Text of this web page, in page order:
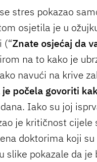
stres pokazao
osjetila je u
(“Znate osjećaj da
na to kako je
navući na krive
je počela govoriti
Iako su joj
je kritičnost
doktorima koji
slike pokazale da